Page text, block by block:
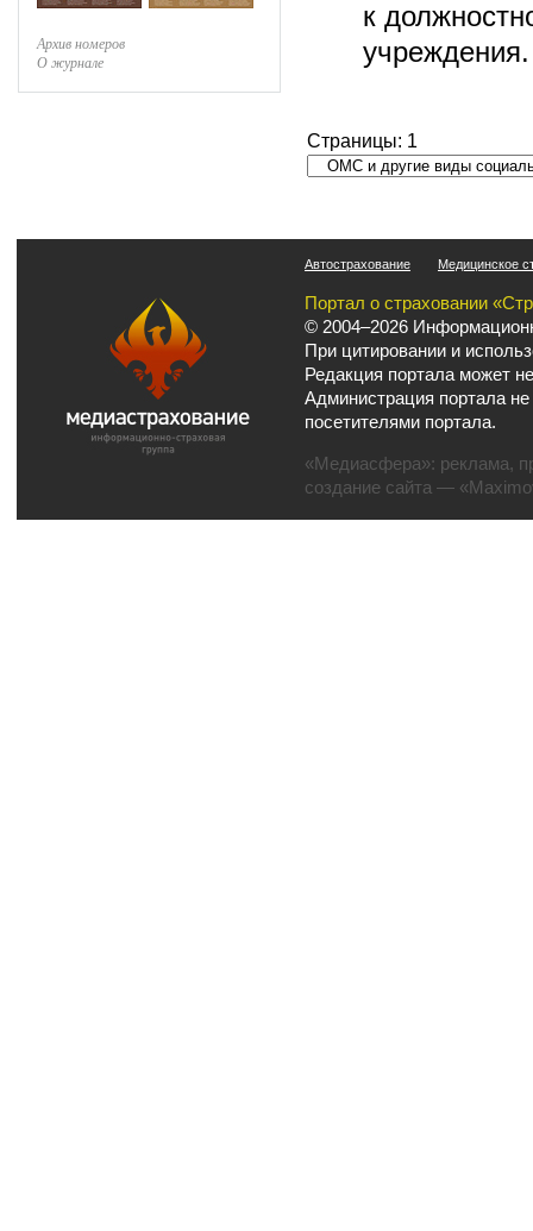
Архив номеров
О журнале
к
учреждения.
Страницы: 1
Автострахование Медицинское
Портал о страховании
© 2004–2026
При цитировании и
Редакция портала может
Администрация портала
посетителями портала.
«Медиасфера»: реклама,
создание сайта —